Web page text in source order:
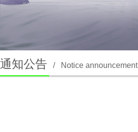
通知公告 / Notice announcement